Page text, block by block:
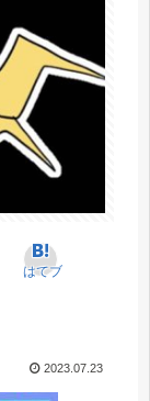
はてブ
2023.07.23